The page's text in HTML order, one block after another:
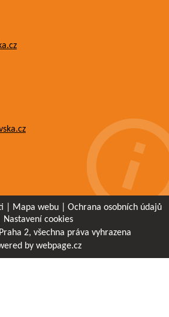
Mapa webu
Ochrana osobních údajů
Nastavení cookies
2, všechna práva vyhrazena
by webpage.cz